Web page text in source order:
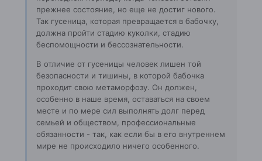
прежнее состояние, но еще не достиг нового.
Так гусеница, которая превращается в бабочку,
должна пройти стадию куколки, стадию
беспомощности и бессознательности.
В отличие от гусеницы человек лишен той
безопасности и тишины, в которой бабочка
проходит свою метаморфозу. Он должен,
особенно в наше время, оставаться на своем
месте и по мере сил выполнять долг перед
семьей и обществом, профессиональные
обязанности - так, как если бы в его внутреннем
мире не происходило ничего особенного.